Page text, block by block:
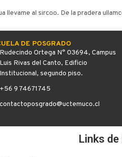
llevame al sircoo. De la pradera
DE POSGRADO
Rudecindo Ortega N° 03694, Campus
Luis Rivas del Canto, Edificio
Institucional, segundo piso.
+56 9 74671745
contactoposgrado@uctemuco.cl
Links